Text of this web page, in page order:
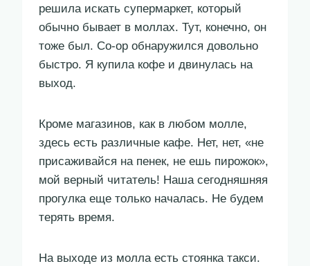
решила искать супермаркет, который
обычно бывает в моллах. Тут, конечно, он
тоже был. Co-op обнаружился довольно
быстро. Я купила кофе и двинулась на
выход.
Кроме магазинов, как в любом молле,
здесь есть различные кафе. Нет, нет, «не
присаживайся на пенек, не ешь пирожок»,
мой верный читатель! Наша сегодняшняя
прогулка еще только началась. Не будем
терять время.
На выходе из молла есть стоянка такси.